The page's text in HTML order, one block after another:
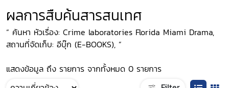
ผลการสืบค้นสารสนเทศ
“ ค้นหา หัวเรื่อง: Crime laboratories Florida Miami Drama,
สถานที่จัดเก็บ: อีบุ๊ก (E-BOOKS), ”
แสดงข้อมูล ถึง รายการ จากทั้งหมด 0 รายการ